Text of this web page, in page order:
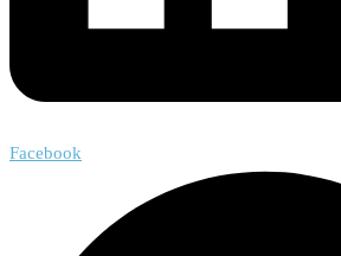
Facebook